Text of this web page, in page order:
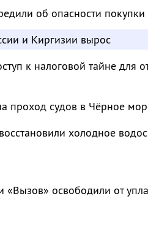
об опасности
и Киргизии вырос
к налоговой тайне для
проход судов в Чёрное
холодное
«Вызов» освободили от